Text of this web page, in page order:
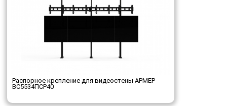
Распорное крепление для видеостены АРМЕР
ВС5534ПСР40